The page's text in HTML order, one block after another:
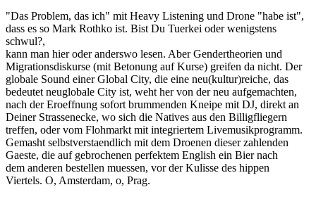
"Das Problem, das ich" mit Heavy Listening und Drone "habe ist",
dass es so Mark Rothko ist. Bist Du Tuerkei oder wenigstens
schwul?,
kann man hier oder anderswo lesen. Aber Gendertheorien und
Migrationsdiskurse (mit Betonung auf Kurse) greifen da nicht. Der
globale Sound einer Global City, die eine neu(kultur)reiche, das
bedeutet neuglobale City ist, weht her von der neu aufgemachten,
nach der Eroeffnung sofort brummenden Kneipe mit DJ, direkt an
Deiner Strassenecke, wo sich die Natives aus den Billigfliegern
treffen, oder vom Flohmarkt mit integriertem Livemusikprogramm.
Gemasht selbstverstaendlich mit dem Droenen dieser zahlenden
Gaeste, die auf gebrochenen perfektem English ein Bier nach
dem anderen bestellen muessen, vor der Kulisse des hippen
Viertels. O, Amsterdam, o, Prag.